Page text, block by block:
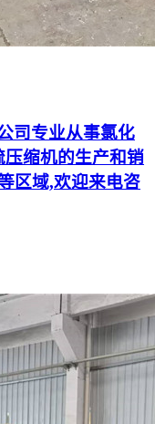
司专业从事氯化
缩机的生产和销
区域,欢迎来电咨